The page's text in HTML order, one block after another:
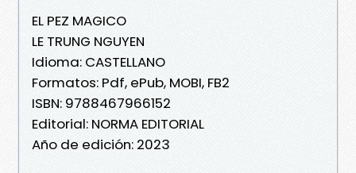
EL PEZ MAGICO
LE TRUNG NGUYEN
Idioma: CASTELLANO
Formatos: Pdf, ePub, MOBI, FB2
ISBN: 9788467966152
Editorial: NORMA EDITORIAL
Año de edición: 2023